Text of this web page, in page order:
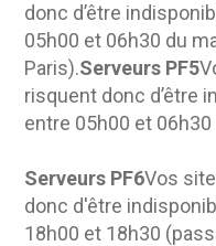
donc d’être
05h00 et 06h30 du
Paris).Serveurs PF5
risquent donc d’être
entre 05h00 et
Serveurs PF6Vos
donc d'être
18h00 et 18h30